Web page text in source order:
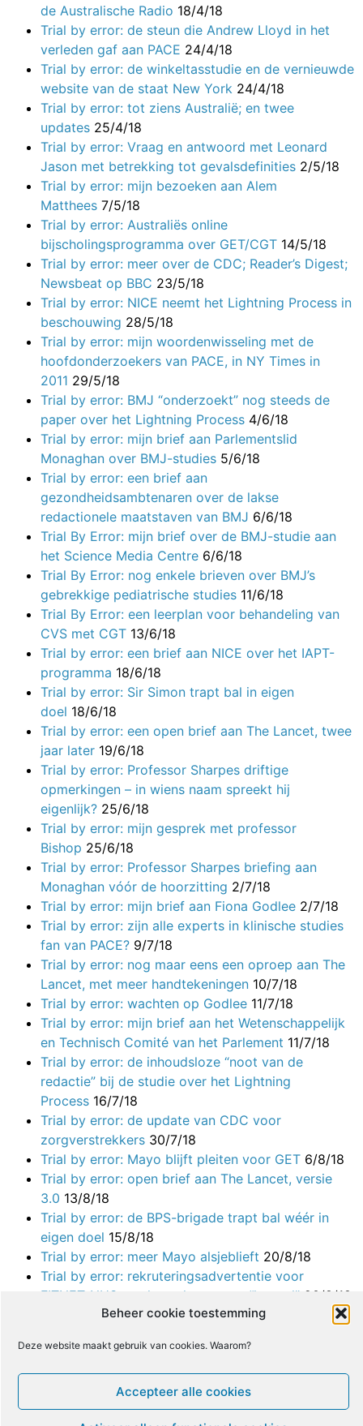
Beheer cookie toestemming
Deze website maakt gebruik van cookies. Waarom?
Accepteer alle cookies
de Australische Radio 18/4/18
Trial by error: de steun die Andrew Lloyd in het
verleden gaf aan PACE 24/4/18
Trial by error: de winkeltasstudie en de vernieuwde
website van de staat New York 24/4/18
Trial by error: tot ziens Australië; en twee
updates 25/4/18
Trial by error: Vraag en antwoord met Leonard
Jason met betrekking tot gevalsdefinities 2/5/18
Trial by error: mijn bezoeken aan Alem
Matthees 7/5/18
Trial by error: Australiës online
bijscholingsprogramma over GET/CGT 14/5/18
Trial by error: meer over de CDC; Reader’s Digest;
Newsbeat op BBC 23/5/18
Trial by error: NICE neemt het Lightning Process in
beschouwing 28/5/18
Trial by error: mijn woordenwisseling met de
hoofdonderzoekers van PACE, in NY Times in
2011 29/5/18
Trial by error: BMJ “onderzoekt” nog steeds de
paper over het Lightning Process 4/6/18
Trial by error: mijn brief aan Parlementslid
Monaghan over BMJ-studies 5/6/18
Trial by error: een brief aan
gezondheidsambtenaren over de lakse
redactionele maatstaven van BMJ 6/6/18
Trial By Error: mijn brief over de BMJ-studie aan
het Science Media Centre 6/6/18
Trial By Error: nog enkele brieven over BMJ’s
gebrekkige pediatrische studies 11/6/18
Trial By Error: een leerplan voor behandeling van
CVS met CGT 13/6/18
Trial by error: een brief aan NICE over het IAPT-
programma 18/6/18
Trial by error: Sir Simon trapt bal in eigen
doel 18/6/18
Trial by error: een open brief aan The Lancet, twee
jaar later 19/6/18
Trial by error: Professor Sharpes driftige
opmerkingen – in wiens naam spreekt hij
eigenlijk? 25/6/18
Trial by error: mijn gesprek met professor
Bishop 25/6/18
Trial by error: Professor Sharpes briefing aan
Monaghan vóór de hoorzitting 2/7/18
Trial by error: mijn brief aan Fiona Godlee 2/7/18
Trial by error: zijn alle experts in klinische studies
fan van PACE? 9/7/18
Trial by error: nog maar eens een oproep aan The
Lancet, met meer handtekeningen 10/7/18
Trial by error: wachten op Godlee 11/7/18
Trial by error: mijn brief aan het Wetenschappelijk
en Technisch Comité van het Parlement 11/7/18
Trial by error: de inhoudsloze “noot van de
redactie” bij de studie over het Lightning
Process 16/7/18
Trial by error: de update van CDC voor
zorgverstrekkers 30/7/18
Trial by error: Mayo blijft pleiten voor GET 6/8/18
Trial by error: open brief aan The Lancet, versie
3.0 13/8/18
Trial by error: de BPS-brigade trapt bal wéér in
eigen doel 15/8/18
Trial by error: meer Mayo alsjeblieft 20/8/18
Trial by error: rekruteringsadvertentie voor
FITNET-NHS maakt reclame voor “herstel” 20/8/18
Trial by error: mijn brief aan Red Whale/GP
Trial by error: nog een brief aan BMJ’s Dr
Godlee27/8/18
Trial by error: Professor Edward brief aan Fiona
Watt van MRC28/8/18